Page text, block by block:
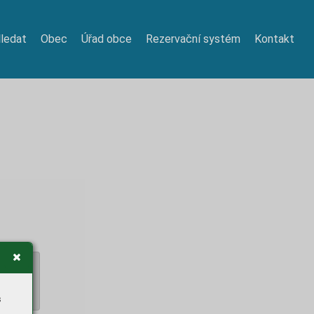
Obec Úřad obce Rezervační systém Kontakt